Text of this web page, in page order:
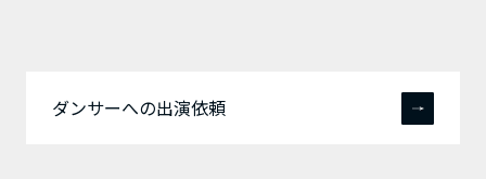
ダンサーへの出演依頼